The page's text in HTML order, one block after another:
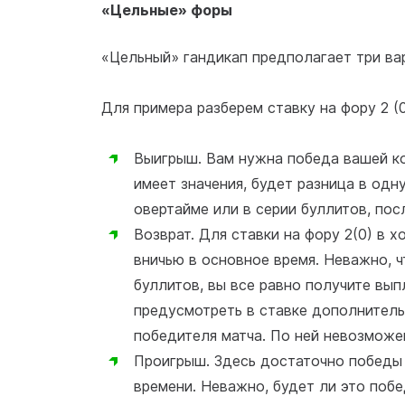
«Цельные» форы
«Цельный» гандикап предполагает три
Для примера разберем ставку на фору 2
Выигрыш. Вам нужна победа вашей
имеет значения, будет разница в
овертайме или в серии буллитов,
Возврат. Для ставки на фору 2(0) в
вничью в основное время. Неважно,
буллитов, вы все равно получите
предусмотреть в ставке
победителя матча. По ней
Проигрыш. Здесь достаточно
времени. Неважно, будет ли это